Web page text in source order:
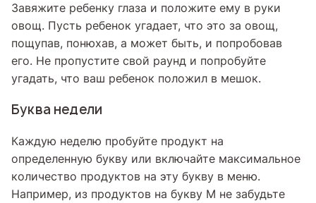
Завяжите ребенку глаза и положите ему в руки
овощ. Пусть ребенок угадает, что это за овощ,
пощупав, понюхав, а может быть, и попробовав
его. Не пропустите свой раунд и попробуйте
угадать, что ваш ребенок положил в мешок.
Буква недели
Каждую неделю пробуйте продукт на
определенную букву или включайте максимальное
количество продуктов на эту букву в меню.
Например, из продуктов на букву М не забудьте